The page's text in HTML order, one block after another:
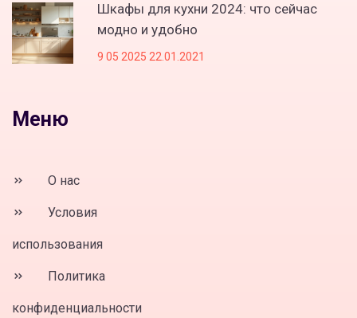
Шкафы для кухни 2024: что сейчас
модно и удобно
9 05 2025 22.01.2021
Меню
О нас
Условия
использования
Политика
конфиденциальности